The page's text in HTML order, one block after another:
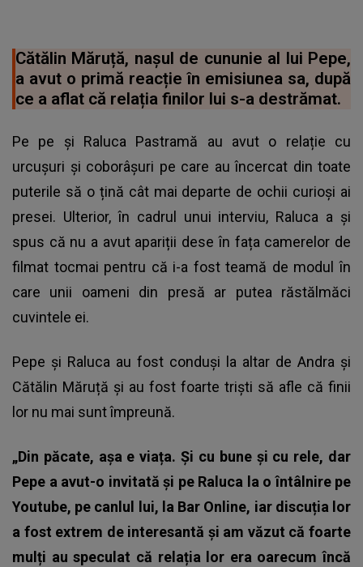
Cătălin Măruță, nașul de cununie al lui Pepe,
a avut o primă reacție în emisiunea sa, după
ce a aflat că relația finilor lui s-a destrămat.
Pe pe și Raluca Pastramă au avut o relație cu
urcușuri și coborâșuri pe care au încercat din toate
puterile să o țină cât mai departe de ochii curioși ai
presei. Ulterior, în cadrul unui interviu, Raluca a și
spus că nu a avut apariții dese în fața camerelor de
filmat tocmai pentru că i-a fost teamă de modul în
care unii oameni din presă ar putea răstălmăci
cuvintele ei.
Pepe și Raluca au fost conduși la altar de Andra și
Cătălin Măruță și au fost foarte triști să afle că finii
lor nu mai sunt împreună.
„Din păcate, așa e viața. Și cu bune și cu rele, dar
Pepe a avut-o invitată și pe Raluca la o întâlnire pe
Youtube, pe canlul lui, la Bar Online, iar discuția lor
a fost extrem de interesantă și am văzut că foarte
mulți au speculat că relația lor era oarecum încă